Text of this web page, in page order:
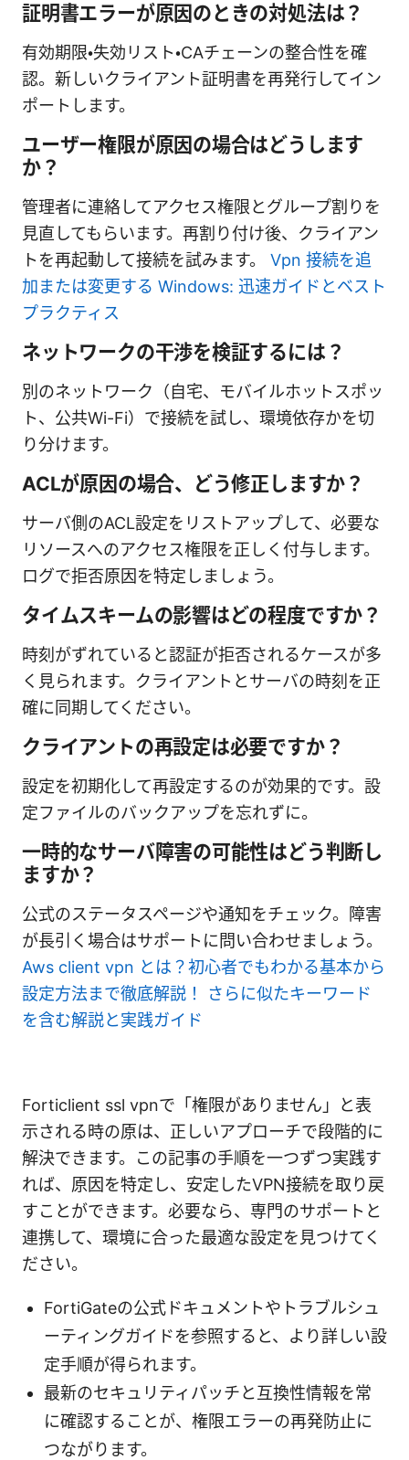
証明書エラーが原因のときの対処法は？
有効期限・失効リスト・CAチェーンの整合性を確
認。新しいクライアント証明書を再発行してイン
ポートします。
ユーザー権限が原因の場合はどうします
か？
管理者に連絡してアクセス権限とグループ割りを
見直してもらいます。再割り付け後、クライアン
トを再起動して接続を試みます。 Vpn 接続を追
加または変更する Windows: 迅速ガイドとベスト
プラクティス
ネットワークの干渉を検証するには？
別のネットワーク（自宅、モバイルホットスポッ
ト、公共Wi-Fi）で接続を試し、環境依存かを切
り分けます。
ACLが原因の場合、どう修正しますか？
サーバ側のACL設定をリストアップして、必要な
リソースへのアクセス権限を正しく付与します。
ログで拒否原因を特定しましょう。
タイムスキームの影響はどの程度ですか？
時刻がずれていると認証が拒否されるケースが多
く見られます。クライアントとサーバの時刻を正
確に同期してください。
クライアントの再設定は必要ですか？
設定を初期化して再設定するのが効果的です。設
定ファイルのバックアップを忘れずに。
一時的なサーバ障害の可能性はどう判断し
ますか？
公式のステータスページや通知をチェック。障害
が長引く場合はサポートに問い合わせましょう。
Aws client vpn とは？初心者でもわかる基本から
設定方法まで徹底解説！ さらに似たキーワード
を含む解説と実践ガイド
Forticlient ssl vpnで「権限がありません」と表
示される時の原は、正しいアプローチで段階的に
解決できます。この記事の手順を一つずつ実践す
れば、原因を特定し、安定したVPN接続を取り戻
すことができます。必要なら、専門のサポートと
連携して、環境に合った最適な設定を見つけてく
ださい。
FortiGateの公式ドキュメントやトラブルシュ
ーティングガイドを参照すると、より詳しい設
定手順が得られます。
最新のセキュリティパッチと互換性情報を常
に確認することが、権限エラーの再発防止に
つながります。